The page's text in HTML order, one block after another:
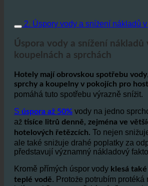
2. Úspory vody a snížení nákladů
Úspora vody a snížení nákladů
koupelnách a sprchách
Hotely mají obrovskou spotřebu vody
sprchy a koupelny v pokojích pro
pomáhá tuto spotřebu výrazně snížit.
Súspora až 50%vody na jedno
ažtisíce litrů denně, zejména ve
hotelových řetězcích. To nejen
ale také snižuje drahé poplatky za
představují významný nákladový